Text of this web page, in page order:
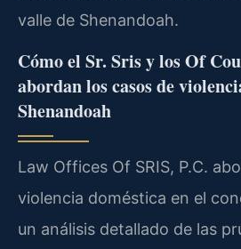
valle de Shenandoah.
Cómo el Sr. Sris y los Of
abordan los casos de
Shenandoah
Law Offices Of SRIS, P.C.
violencia doméstica en el
un análisis detallado de las